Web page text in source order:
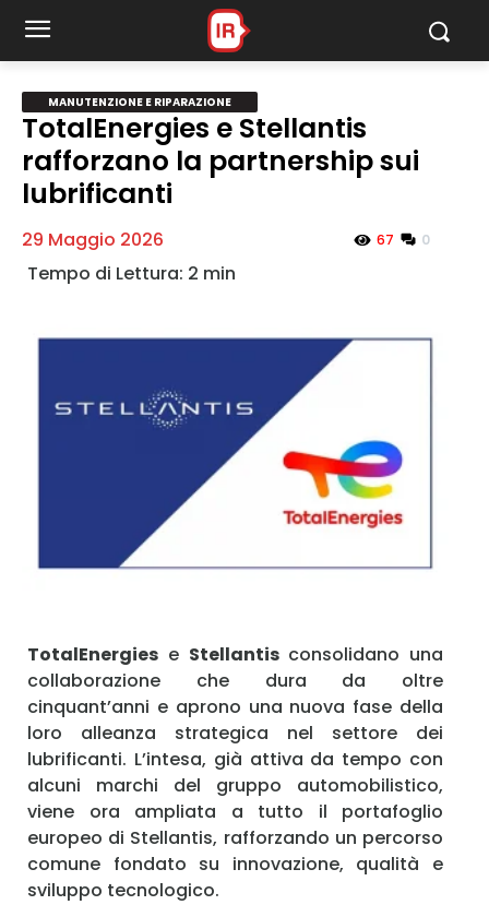
MY INFORICAMBI
Username
Password
Accedi
Manutenzione e Riparazione
MANUTENZIONE E RIPARAZIONE
TotalEnergies e Stellantis
rafforzano la partnership sui
lubrificanti
29 Maggio 2026 67 0
TotalEnergies e Stellantisconsolidano una
collaborazione che dura da oltre
cinquant’anni e aprono una nuova fase della
loro alleanza strategica nel settore dei
lubrificanti. L’intesa, già attiva da tempo con
alcuni marchi del gruppo automobilistico,
viene ora ampliata a tutto il portafoglio
europeo di Stellantis, rafforzando un percorso
comune fondato su innovazione, qualità e
sviluppo tecnologico.